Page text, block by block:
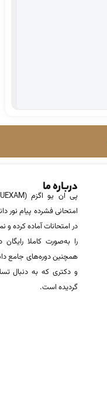
درباره ما
امتحانی فشرده پیام نور
در امتحانات آماده‌ کرده
را به‌صورت کاملا
همچنین دوره‌های جامع
و دکتری که به دنبال
گردیده است.